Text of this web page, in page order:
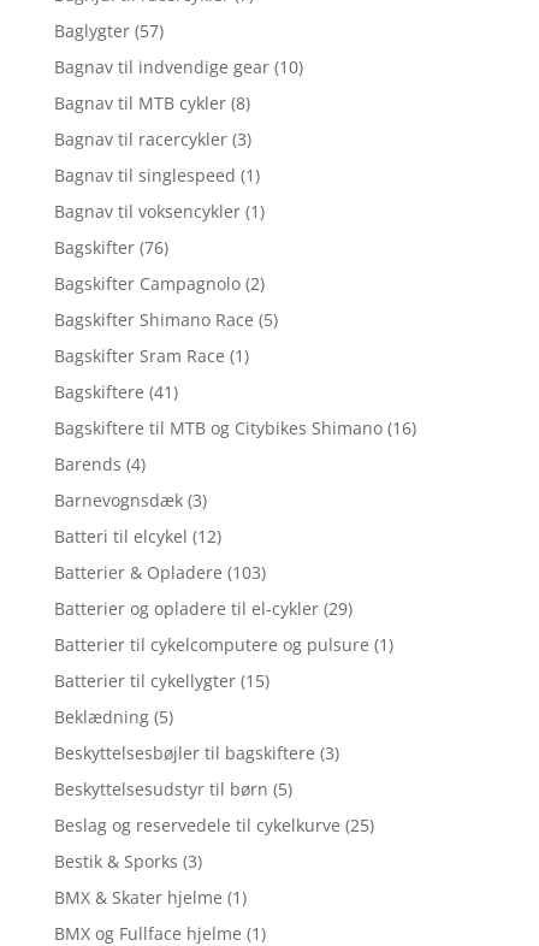
Baglygter (57)
Bagnav til indvendige gear (10)
Bagnav til MTB cykler (8)
Bagnav til racercykler (3)
Bagnav til singlespeed (1)
Bagnav til voksencykler (1)
Bagskifter (76)
Bagskifter Campagnolo (2)
Bagskifter Shimano Race (5)
Bagskifter Sram Race (1)
Bagskiftere (41)
Bagskiftere til MTB og Citybikes Shimano (16)
Barends (4)
Barnevognsdæk (3)
Batteri til elcykel (12)
Batterier & Opladere (103)
Batterier og opladere til el-cykler (29)
Batterier til cykelcomputere og pulsure (1)
Batterier til cykellygter (15)
Beklædning (5)
Beskyttelsesbøjler til bagskiftere (3)
Beskyttelsesudstyr til børn (5)
Beslag og reservedele til cykelkurve (25)
Bestik & Sporks (3)
BMX & Skater hjelme (1)
BMX og Fullface hjelme (1)